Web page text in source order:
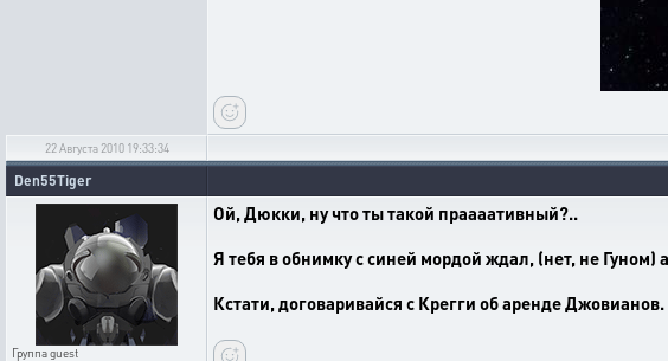
22 Августа 2010 19:33:34
Den55Tiger
Группаguest
Ой, Дюкки, ну что ты такой праааативный?..
Я тебя в обнимку с синей мордой ждал, (нет, не
Кстати, договаривайся с Крегги об аренде